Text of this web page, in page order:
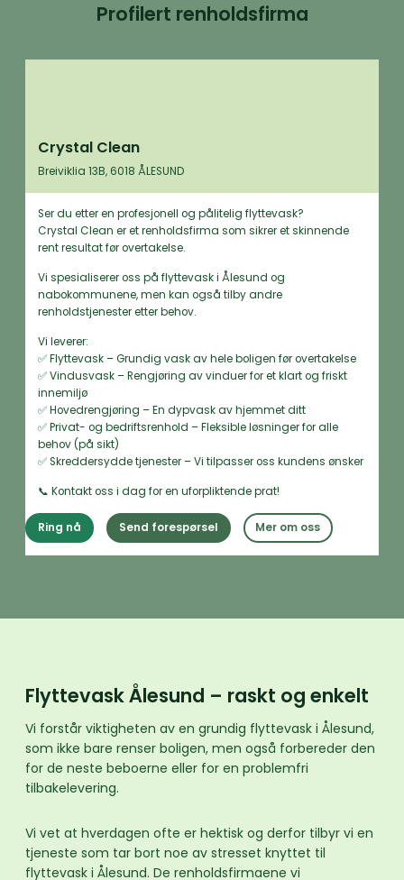
Profilert renholdsfirma
Crystal Clean
Breiviklia 13B, 6018 ÅLESUND
Ser du etter en profesjonell og pålitelig flyttevask?
Crystal Clean er et renholdsfirma som sikrer et skinnende
rent resultat før overtakelse.
Vi spesialiserer oss på flyttevask i Ålesund og
nabokommunene, men kan også tilby andre
renholdstjenester etter behov.
Vi leverer:
✅ Flyttevask – Grundig vask av hele boligen før overtakelse
✅ Vindusvask – Rengjøring av vinduer for et klart og friskt
innemiljø
✅ Hovedrengjøring – En dypvask av hjemmet ditt
✅ Privat- og bedriftsrenhold – Fleksible løsninger for alle
behov (på sikt)
✅ Skreddersydde tjenester – Vi tilpasser oss kundens ønsker
📞 Kontakt oss i dag for en uforpliktende prat!
Ring nå Send forespørsel Mer om oss
Flyttevask Ålesund – raskt og enkelt
Vi forstår viktigheten av en grundig flyttevask i Ålesund,
som ikke bare renser boligen, men også forbereder den
for de neste beboerne eller for en problemfri
tilbakelevering.
Vi vet at hverdagen ofte er hektisk og derfor tilbyr vi en
tjeneste som tar bort noe av stresset knyttet til
flyttevask i Ålesund. De renholdsfirmaene vi